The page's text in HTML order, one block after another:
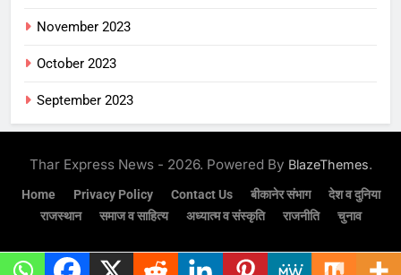
November 2023
October 2023
September 2023
Thar Express News - 2026. Powered By BlazeThemes.
Home Privacy Policy Contact Us बीकानेर संभाग
देश व दुनिया
राजस्थान
समाज व साहित्य अध्यात्म व संस्कृति राजनीति चुनाव